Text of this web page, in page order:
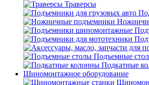
Траверсы
Подъемные
Подкатные
Шиномонтажное оборудование